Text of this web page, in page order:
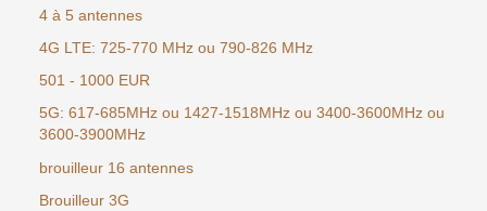
4 à 5 antennes
4G LTE: 725-770 MHz ou 790-826 MHz
501 - 1000 EUR
5G: 617-685MHz ou 1427-1518MHz ou 3400-3600MHz ou
3600-3900MHz
brouilleur 16 antennes
Brouilleur 3G